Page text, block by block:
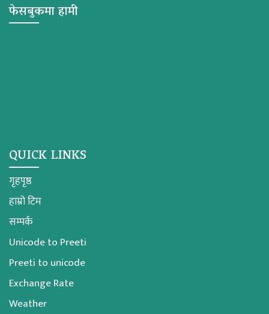
फेसबुकमा हामी
QUICK LINKS
गृहपृष्ठ
हाम्रो टिम
सम्पर्क
Unicode to Preeti
Preeti to unicode
Exchange Rate
Weather